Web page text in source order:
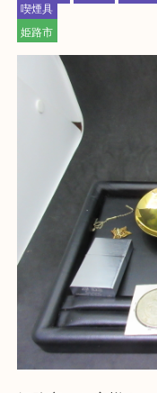
買取大吉 姫路花
よう丁寧に査定い
金製品 金杯
公開日:2026/04/10 最終
金製品 金杯 純金 K24（
金
全て 貴金属 ジ